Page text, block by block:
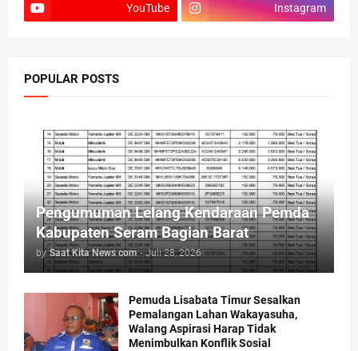
YouTube Instagram
POPULAR POSTS
Pengumuman Lelang Kendaraan Pemda
Kabupaten Seram Bagian Barat
by Saat Kita News com - Juli 28, 2026
Pemuda Lisabata Timur Sesalkan
Pemalangan Lahan Wakayasuha,
Walang Aspirasi Harap Tidak
Menimbulkan Konflik Sosial